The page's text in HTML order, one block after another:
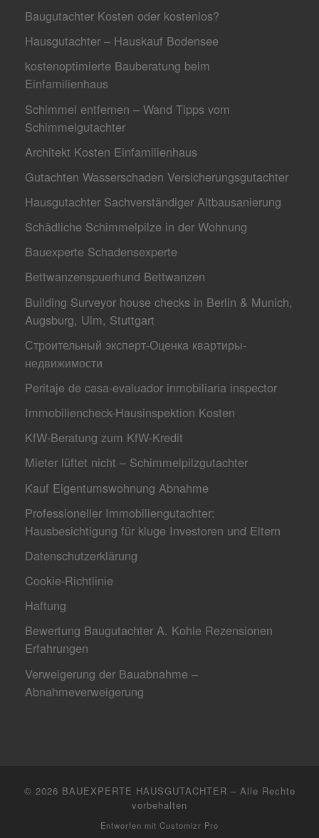
Baugutachter Kosten oder kostenlos?
Hausgutachter – Hauskauf Bodensee
kostenoptimierte Bauberatung beim
Einfamilienhaus
Schimmel entfernen – Wand Tipps vom
Schimmelgutachter
Architekt Kosten Einfamilienhaus
Gutachten Wasserschaden Versicherungsgutachter
Hausgutachter Sachverständiger Altbausanierung
Schädliche Schimmelpilze in der Wohnung
Bauexperte Schadensexperte
Bettwanzenspuerhund Bettwanzen
Building Surveyor house checks in Berlin & Munich,
Augsburg, Ulm, Stuttgart
Строительный эксперт-Оценкa квартиры-
недвижимости
Peritaje de casa-evaluador inmobiliaria inspector
Immobiliencheck-Hausinspektion Kosten
KfW-Beratung zum KfW-Kredit
Mieter lüftet nicht – Schimmelpilzgutachter
Kauf Eigentumswohnung Abnahme
Professioneller Immobiliengutachter:
Hausbesichtigung für kluge Investoren und Eltern
Datenschutzerklärung
Cookie-Richtlinie
Haftung
Bewertung Baugutachter A. Kohle Rezensionen
Erfahrungen
Verweigerung der Bauabnahme –
Abnahmeverweigerung
© 2026 BAUEXPERTE HAUSGUTACHTER – Alle Rechte
vorbehalten
Entworfen mit Customizr Pro